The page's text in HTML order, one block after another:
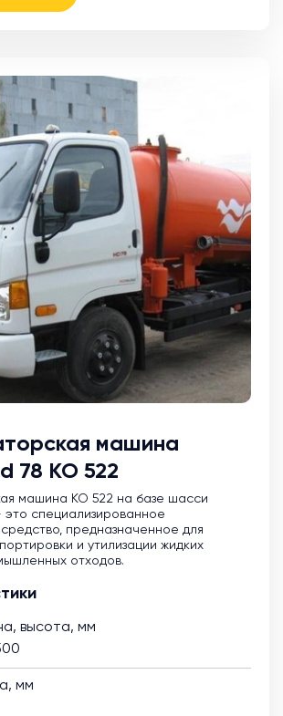
машина
78 КО 522
машина KO 522 на базе шасси
это специализированное
предназначенное для
и утилизации жидких
отходов.
высота, мм
мм